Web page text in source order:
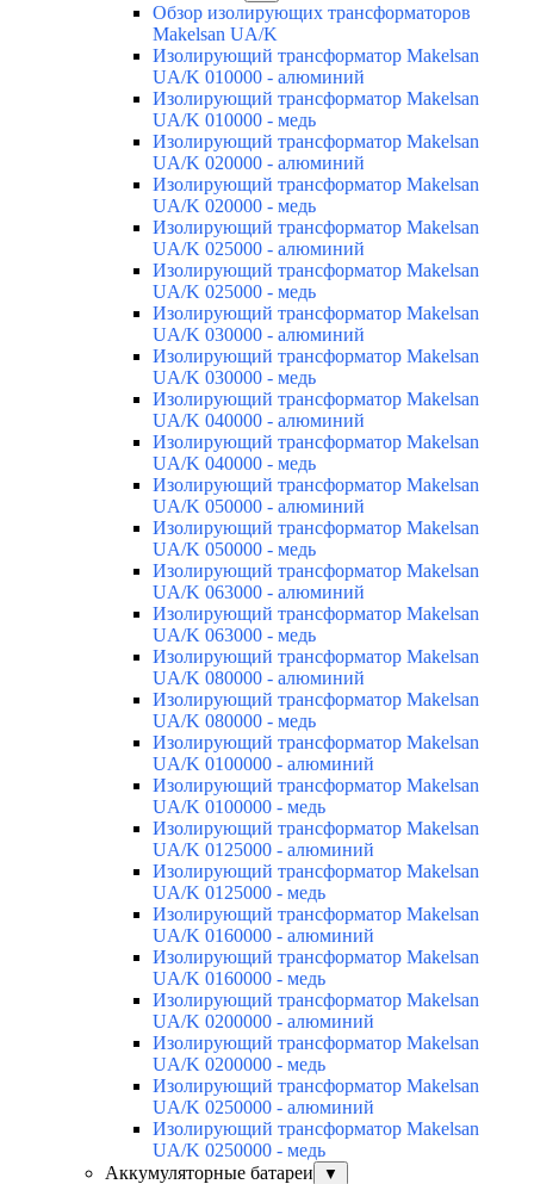
Обзор изолирующих трансформаторов
Makelsan UA/K
Изолирующий трансформатор Makelsan
UA/K 010000 - алюминий
Изолирующий трансформатор Makelsan
UA/K 010000 - медь
Изолирующий трансформатор Makelsan
UA/K 020000 - алюминий
Изолирующий трансформатор Makelsan
UA/K 020000 - медь
Изолирующий трансформатор Makelsan
UA/K 025000 - алюминий
Изолирующий трансформатор Makelsan
UA/K 025000 - медь
Изолирующий трансформатор Makelsan
UA/K 030000 - алюминий
Изолирующий трансформатор Makelsan
UA/K 030000 - медь
Изолирующий трансформатор Makelsan
UA/K 040000 - алюминий
Изолирующий трансформатор Makelsan
UA/K 040000 - медь
Изолирующий трансформатор Makelsan
UA/K 050000 - алюминий
Изолирующий трансформатор Makelsan
UA/K 050000 - медь
Изолирующий трансформатор Makelsan
UA/K 063000 - алюминий
Изолирующий трансформатор Makelsan
UA/K 063000 - медь
Изолирующий трансформатор Makelsan
UA/K 080000 - алюминий
Изолирующий трансформатор Makelsan
UA/K 080000 - медь
Изолирующий трансформатор Makelsan
UA/K 0100000 - алюминий
Изолирующий трансформатор Makelsan
UA/K 0100000 - медь
Изолирующий трансформатор Makelsan
UA/K 0125000 - алюминий
Изолирующий трансформатор Makelsan
UA/K 0125000 - медь
Изолирующий трансформатор Makelsan
UA/K 0160000 - алюминий
Изолирующий трансформатор Makelsan
UA/K 0160000 - медь
Изолирующий трансформатор Makelsan
UA/K 0200000 - алюминий
Изолирующий трансформатор Makelsan
UA/K 0200000 - медь
Изолирующий трансформатор Makelsan
UA/K 0250000 - алюминий
Изолирующий трансформатор Makelsan
UA/K 0250000 - медь
Аккумуляторные батареи
▼